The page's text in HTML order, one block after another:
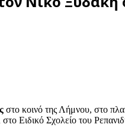
στο κοινό της Λήμνου, στο
Ειδικό Σχολείο του